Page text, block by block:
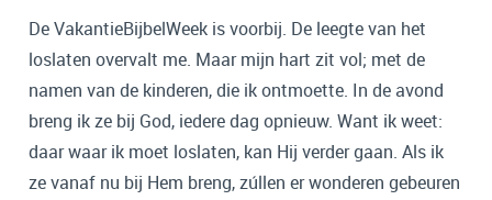
De VakantieBijbelWeek is voorbij. De leegte van het
loslaten overvalt me. Maar mijn hart zit vol; met de
namen van de kinderen, die ik ontmoette. In de avond
breng ik ze bij God, iedere dag opnieuw. Want ik weet:
daar waar ik moet loslaten, kan Hij verder gaan. Als ik
ze vanaf nu bij Hem breng, zúllen er wonderen gebeuren